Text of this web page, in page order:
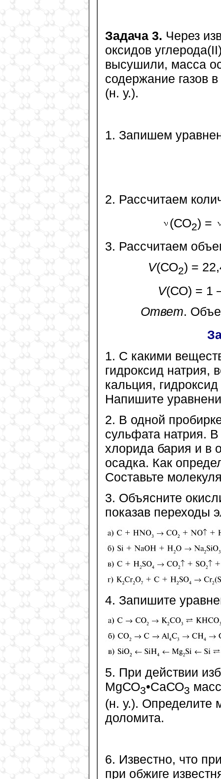
Задача 3. Через
оксидов
высушили, масса
содержание газов
(н. у.).
1. Запишем
2. Рассчитаем
(СО2) =
3. Рассчитаем
V(СО2) =
V(СО) = 1
Ответ.
1. С какими
гидроксид натрия,
кальция,
Напишите
2. В одной
сульфата натрия.
хлорида бария и в
осадка. Как
Составьте
3. Объясните
показав переходы
4. Запишите
5. При действии
МgСО3•СаСО3
(н. у.). Определите
доломита.
6. Известно, что
при обжиге